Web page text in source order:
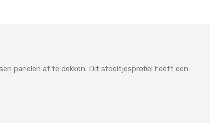
panelen af te dekken. Dit stoeltjesprofiel heeft een